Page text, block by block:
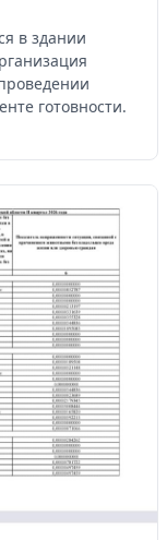
в здании
готовности.